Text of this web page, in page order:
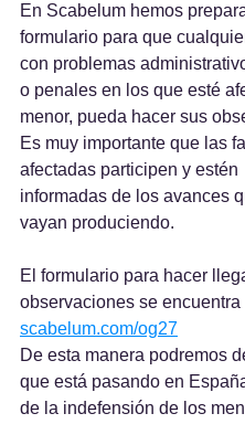
En Scabelum hemos
formulario para que
con problemas
o penales en los que esté
menor, pueda hacer sus
Es muy importante que las
afectadas participen y estén
informadas de los avances
vayan produciendo.
El formulario para hacer
observaciones se encuentra
scabelum.com/og27
De esta manera podremos
que está pasando en
de la indefensión de los